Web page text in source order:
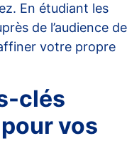
En étudiant les
de l’audience de
votre propre
clés
vos